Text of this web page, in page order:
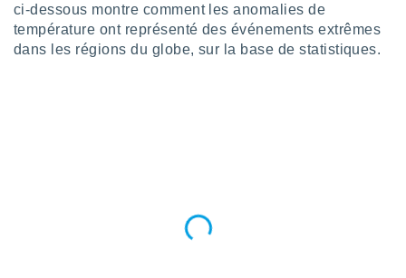
et
par
ci-dessous montre comment les anomalies de
température ont représenté des événements extrêmes
dans les régions du globe, sur la base de statistiques.